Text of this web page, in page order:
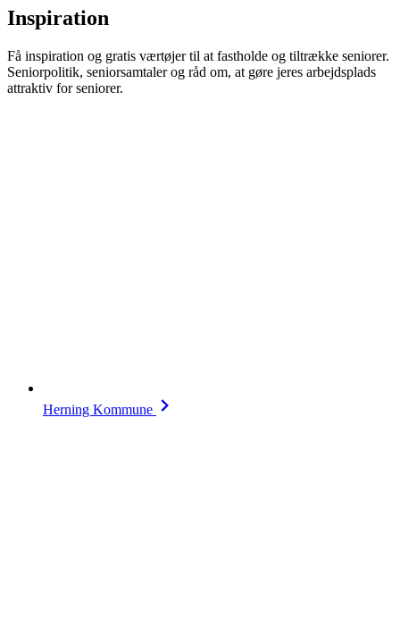
Inspiration
Få inspiration og gratis værtøjer til at fastholde og tiltrække seniorer.
Seniorpolitik, seniorsamtaler og råd om, at gøre jeres arbejdsplads
attraktiv for seniorer.
Herning Kommune